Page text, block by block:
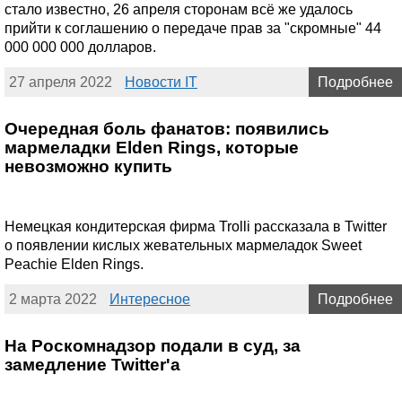
стало известно, 26 апреля сторонам всё же удалось
прийти к соглашению о передаче прав за "скромные" 44
000 000 000 долларов.
27 апреля 2022 Новости IT Подробнее
Очередная боль фанатов: появились
мармеладки Elden Rings, которые
невозможно купить
Немецкая кондитерская фирма Trolli рассказала в Twitter
о появлении кислых жевательных мармеладок Sweet
Peachie Elden Rings.
2 марта 2022 Интересное Подробнее
На Роскомнадзор подали в суд, за
замедление Twitter'а